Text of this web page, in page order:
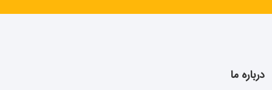
درباره ما